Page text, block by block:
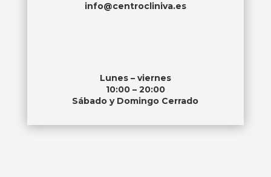
info@centrocliniva.es
Lunes – viernes
10:00 – 20:00
Sábado y Domingo Cerrado